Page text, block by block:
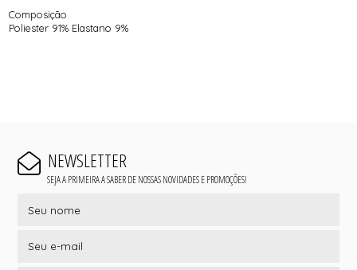
Composição
Poliester 91% Elastano 9%
NEWSLETTER
SEJA A PRIMEIRA A SABER DE NOSSAS NOVIDADES E PROMOÇÕES!